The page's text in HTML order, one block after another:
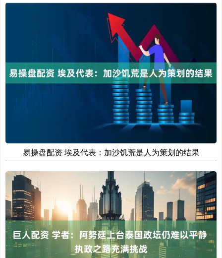
易操盘配资 埃及代表：加沙饥荒是人为策划的结果